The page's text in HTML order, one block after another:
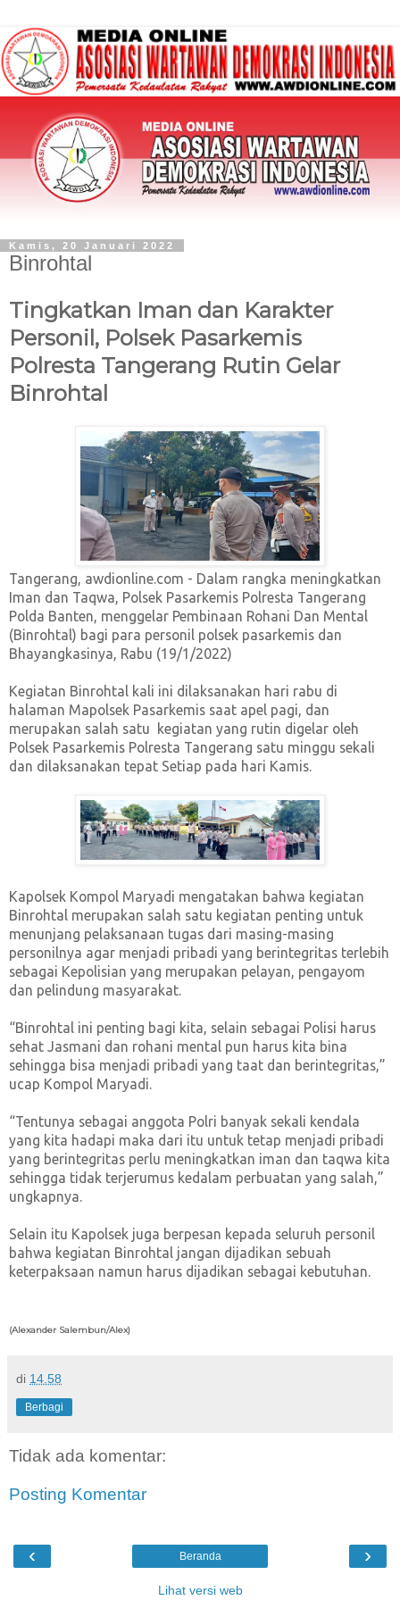
Kamis, 20 Januari 2022
Binrohtal
Tingkatkan Iman dan Karakter
Personil, Polsek Pasarkemis
Polresta Tangerang Rutin Gelar
Binrohtal
Tangerang, awdionline.com - Dalam rangka meningkatkan
Iman dan Taqwa, Polsek Pasarkemis Polresta Tangerang
Polda Banten, menggelar Pembinaan Rohani Dan Mental
(Binrohtal) bagi para personil polsek pasarkemis dan
Bhayangkasinya, Rabu (19/1/2022)
Kegiatan Binrohtal kali ini dilaksanakan hari rabu di
halaman Mapolsek Pasarkemis saat apel pagi, dan
merupakan salah satu kegiatan yang rutin digelar oleh
Polsek Pasarkemis Polresta Tangerang satu minggu sekali
dan dilaksanakan tepat Setiap pada hari Kamis.
Kapolsek Kompol Maryadi mengatakan bahwa kegiatan
Binrohtal merupakan salah satu kegiatan penting untuk
menunjang pelaksanaan tugas dari masing-masing
personilnya agar menjadi pribadi yang berintegritas terlebih
sebagai Kepolisian yang merupakan pelayan, pengayom
dan pelindung masyarakat.
“Binrohtal ini penting bagi kita, selain sebagai Polisi harus
sehat Jasmani dan rohani mental pun harus kita bina
sehingga bisa menjadi pribadi yang taat dan berintegritas,”
ucap Kompol Maryadi.
“Tentunya sebagai anggota Polri banyak sekali kendala
yang kita hadapi maka dari itu untuk tetap menjadi pribadi
yang berintegritas perlu meningkatkan iman dan taqwa kita
sehingga tidak terjerumus kedalam perbuatan yang salah,”
ungkapnya.
Selain itu Kapolsek juga berpesan kepada seluruh personil
bahwa kegiatan Binrohtal jangan dijadikan sebuah
keterpaksaan namun harus dijadikan sebagai kebutuhan.
(Alexander Salembun/Alex)
di 14.58
Berbagi
Tidak ada komentar:
Posting Komentar
‹ ›
Beranda
Lihat versi web